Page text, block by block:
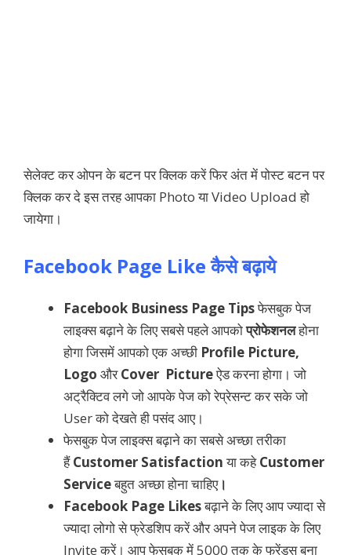
सेलेक्ट कर ओपन के बटन पर क्लिक करें फिर अंत में पोस्ट बटन पर
क्लिक कर दे इस तरह आपका Photo या Video Upload हो
जायेगा।
Facebook Page Like कैसे बढ़ाये
Facebook Business Page Tipsफेसबुक पेज
लाइक्स बढ़ाने के लिए सबसे पहले आपकोप्रोफेशनलहोना
होगा जिसमें आपको एक अच्छी Profile Picture,
Logo औरCover Pictureऐड करना होगा। जो
अट्रैक्टिव लगे जो आपके पेज को रेप्रेसन्ट कर सके जो
User को देखते ही पसंद आए।
फेसबुक पेज लाइक्स बढ़ाने का सबसे अच्छा तरीका
हैंCustomer Satisfactionया कहे Customer
Serviceबहुत अच्छा होना चाहिए।
Facebook Page Likesबढ़ाने के लिए आप ज्यादा से
ज्यादा लोगो से फ्रेडशिप करें और अपने पेज लाइक के लिए
Invite करें। आप फेसबुक में 5000 तक के फ्रेंड्स बना